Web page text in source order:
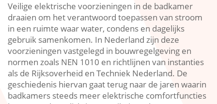
Veilige elektrische voorzieningen in de badkamer
draaien om het verantwoord toepassen van stroom
in een ruimte waar water, condens en dagelijks
gebruik samenkomen.​ In Nederland zijn deze
voorzieningen vastgelegd in bouwregelgeving en
normen zoals NEN 1010 en richtlijnen van instanties
als de Rijksoverheid en Techniek Nederland.​ De
geschiedenis hiervan gaat terug naar de jaren waarin
badkamers steeds meer elektrische comfortfuncties